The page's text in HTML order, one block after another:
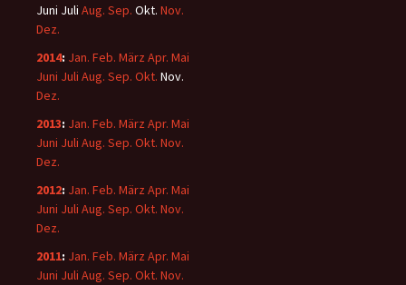
Juni Juli Aug. Sep. Okt. Nov.
Dez.
2014: Jan. Feb. März Apr. Mai
Juni Juli Aug. Sep. Okt. Nov.
Dez.
2013: Jan. Feb. März Apr. Mai
Juni Juli Aug. Sep. Okt. Nov.
Dez.
2012: Jan. Feb. März Apr. Mai
Juni Juli Aug. Sep. Okt. Nov.
Dez.
2011: Jan. Feb. März Apr. Mai
Juni Juli Aug. Sep. Okt. Nov.